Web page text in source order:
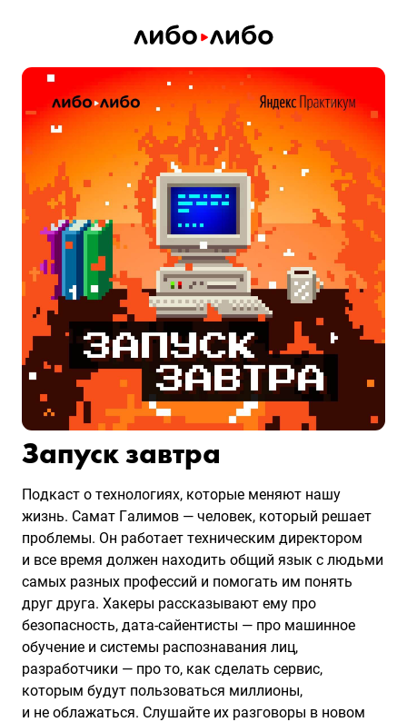
Запуск завтра
Подкаст о технологиях, которые меняют нашу
жизнь. Самат Галимов — человек, который решает
проблемы. Он работает техническим директором
и все время должен находить общий язык с людьми
самых разных профессий и помогать им понять
друг друга. Хакеры рассказывают ему про
безопасность, дата-сайентисты — про машинное
обучение и системы распознавания лиц,
разработчики — про то, как сделать сервис,
которым будут пользоваться миллионы,
и не облажаться. Слушайте их разговоры в новом